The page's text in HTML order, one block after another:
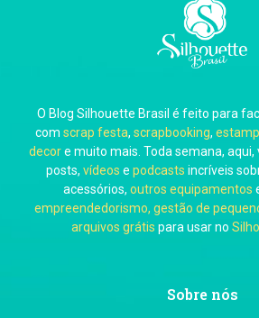
Carla Eschberger
Carol Pessoa
Ju Mirthes
O Blog Silhouette Brasil é feito para
com scrap festa, scrapbooking,
decore muito mais. Toda semana,
posts, vídeos e podcasts incríveis
acessórios, outros equipamentos
empreendedorismo, gestão de
arquivos grátis para usar no
Sobre nós